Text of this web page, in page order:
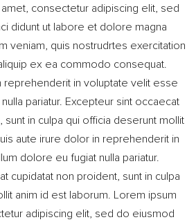
consectetur adipiscing elit, sed
didunt ut labore et dolore magna
veniam, quis nostrudrtes exercitation
ex ea commodo consequat.
reprehenderit in voluptate velit esse
pariatur. Excepteur sint occaecat
sunt in culpa qui officia deserunt mollit
aute irure dolor in reprehenderit in
dolore eu fugiat nulla pariatur.
cupidatat non proident, sunt in culpa
anim id est laborum. Lorem ipsum
adipiscing elit, sed do eiusmod